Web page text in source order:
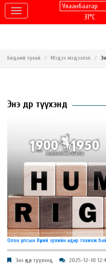
31°C
Бидний тухай Мэдээ мэдээлэл
Энэ өдөр түүхэнд
Олон улсын Хүний эрхийн өдөр тохиож
Энэ өдөр түүхэнд 2025-12-10